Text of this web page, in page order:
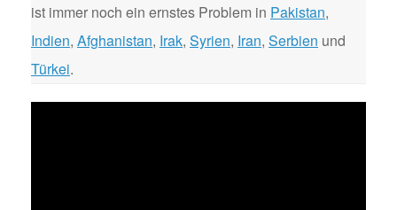
ist immer noch ein ernstes Problem in Pakistan,
Indien, Afghanistan, Irak, Syrien, Iran, Serbien und
Türkei.